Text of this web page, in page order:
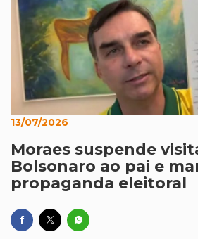
13/07/2026
Moraes suspende
Bolsonaro ao pai e
propaganda eleitoral